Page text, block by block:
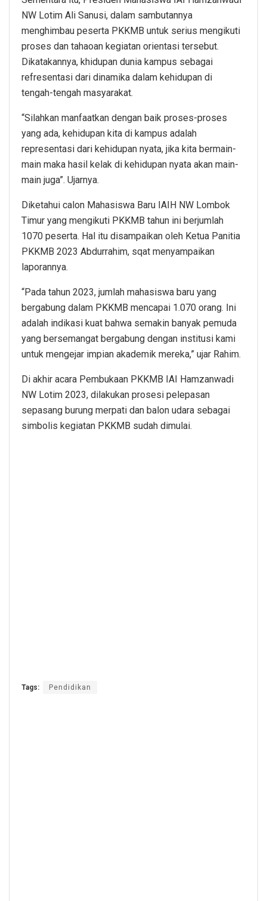
NW Lotim Ali Sanusi, dalam sambutannya
menghimbau peserta PKKMB untuk serius mengikuti
proses dan tahaoan kegiatan orientasi tersebut.
Dikatakannya, khidupan dunia kampus sebagai
refresentasi dari dinamika dalam kehidupan di
tengah-tengah masyarakat.
“Silahkan manfaatkan dengan baik proses-proses
yang ada, kehidupan kita di kampus adalah
representasi dari kehidupan nyata, jika kita bermain-
main maka hasil kelak di kehidupan nyata akan main-
main juga”. Ujarnya.
Diketahui calon Mahasiswa Baru IAIH NW Lombok
Timur yang mengikuti PKKMB tahun ini berjumlah
1070 peserta. Hal itu disampaikan oleh Ketua Panitia
PKKMB 2023 Abdurrahim, sqat menyampaikan
laporannya.
“Pada tahun 2023, jumlah mahasiswa baru yang
bergabung dalam PKKMB mencapai 1.070 orang. Ini
adalah indikasi kuat bahwa semakin banyak pemuda
yang bersemangat bergabung dengan institusi kami
untuk mengejar impian akademik mereka,” ujar Rahim.
Di akhir acara Pembukaan PKKMB IAI Hamzanwadi
NW Lotim 2023, dilakukan prosesi pelepasan
sepasang burung merpati dan balon udara sebagai
simbolis kegiatan PKKMB sudah dimulai.
Tags: Pendidikan